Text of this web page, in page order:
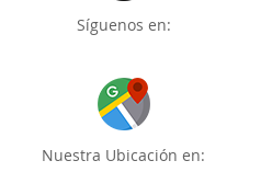
Síguenos en:
Nuestra Ubicación en: